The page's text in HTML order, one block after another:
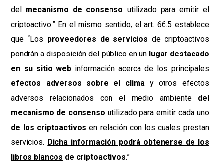
del mecanismo de consenso utilizado para emitir el
criptoactivo.” En el mismo sentido, el art. 66.5 establece
que “Los proveedores de servicios de criptoactivos
pondrán a disposición del público en un lugar destacado
en su sitio webinformación acerca de los principales
efectos adversos sobre el clima y otros efectos
adversos relacionados con el medio ambientedel
mecanismo de consenso utilizado para emitir cada uno
de los criptoactivos en relación con los cuales prestan
servicios. Dicha información podrá obtenerse de los
libros blancos de criptoactivos.”